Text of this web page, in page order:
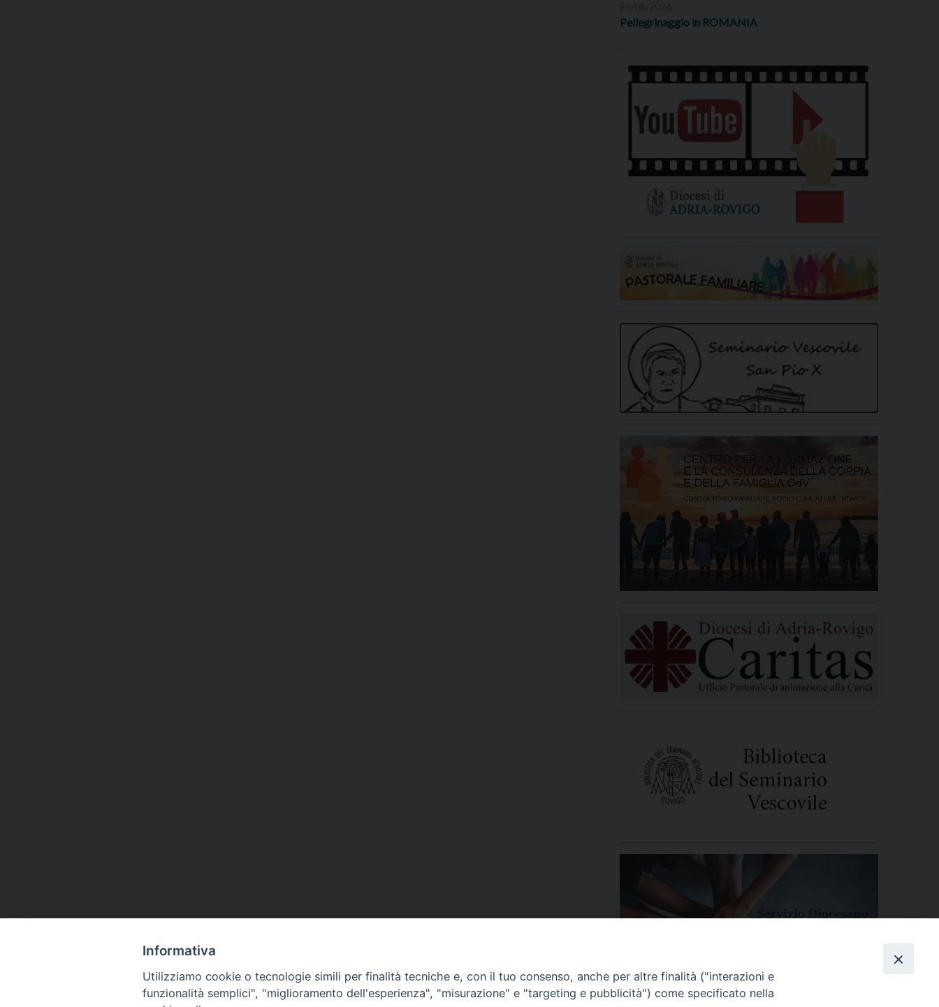
Pellegrinaggio in ROMANIA
Informativa
Utilizziamo cookie o tecnologie simili per finalità tecniche e, con il tuo consenso, anche per altre finalità ("interazioni e
funzionalità semplici", "miglioramento dell'esperienza", "misurazione" e "targeting e pubblicità") come specificato nella